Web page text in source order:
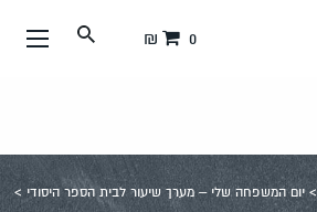
0 ₪
>יום המשפחה שלי – מערך שיעור לבית הספר היסודי >